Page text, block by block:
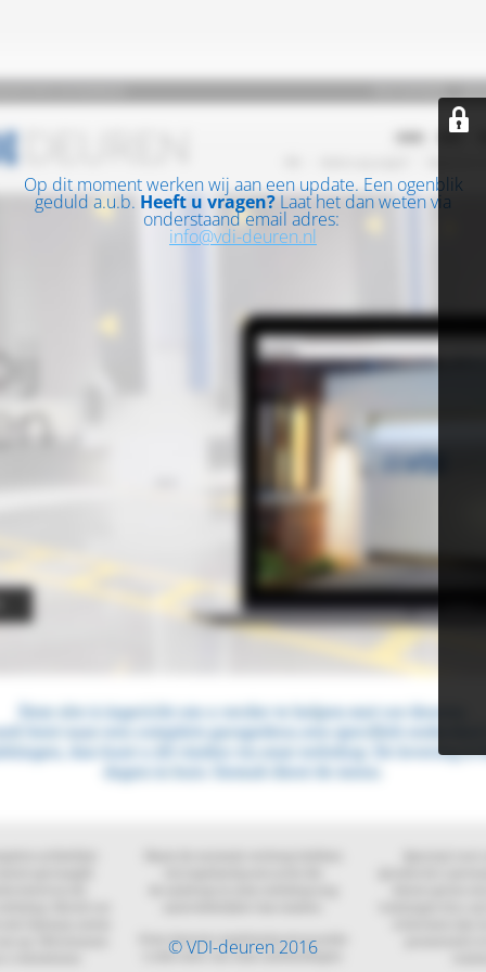
Op dit moment werken wij aan een update. Een ogenblik
geduld a.u.b. Heeft u vragen? Laat het dan weten via
onderstaand email adres:
info@vdi-deuren.nl
© VDI-deuren 2016